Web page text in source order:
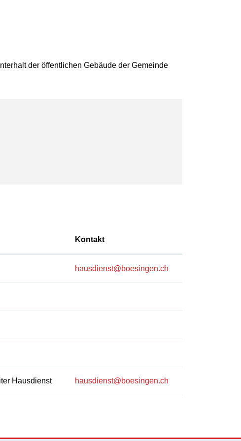
der öffentlichen Gebäude der Gemeinde
Kontakt
hausdienst@boesingen.ch
Hausdienst hausdienst@boesingen.ch